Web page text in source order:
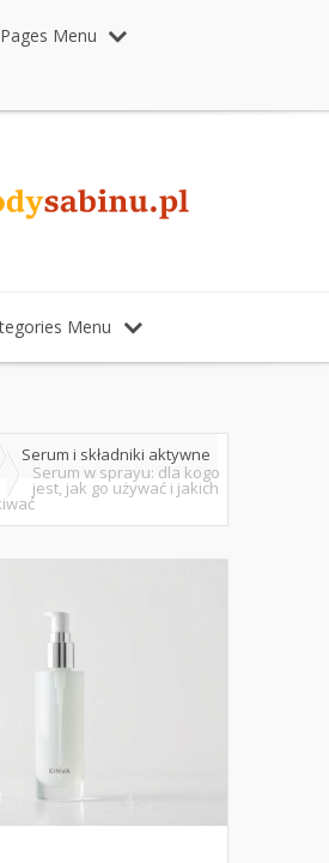
Pages Menu
Menu
Serum i składniki aktywne
Serum w sprayu: dla kogo
jest, jak go używać i jakich